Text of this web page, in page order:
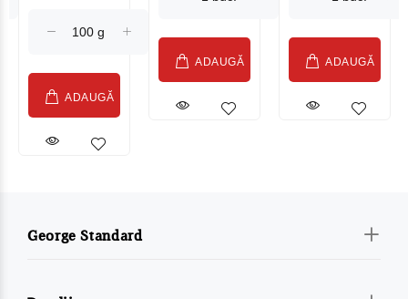
ADAUGĂ
ADAUGĂ ADAUGĂ
George Standard